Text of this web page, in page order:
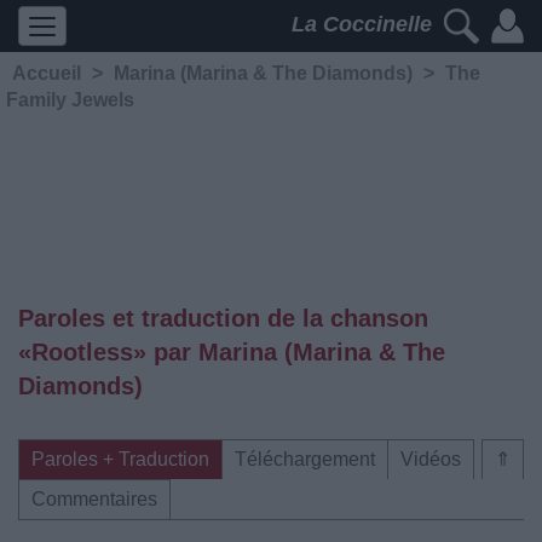
La Coccinelle
Accueil > Marina (Marina & The Diamonds) > The
Family Jewels
Paroles et traduction de la chanson
«Rootless» par Marina (Marina & The
Diamonds)
⇑
Paroles + Traduction Téléchargement
Vidéos
Commentaires